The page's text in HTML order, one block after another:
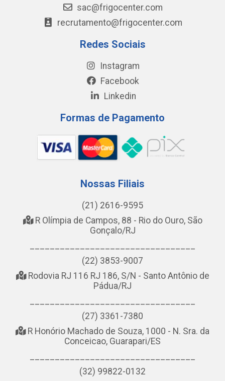
sac@frigocenter.com
recrutamento@frigocenter.com
Redes Sociais
Instagram
Facebook
Linkedin
Formas de Pagamento
Nossas Filiais
(21) 2616-9595
R Olímpia de Campos, 88 - Rio do Ouro, São
Gonçalo/RJ
(22) 3853-9007
Rodovia RJ 116 RJ 186, S/N - Santo Antônio de
Pádua/RJ
(27) 3361-7380
R Honório Machado de Souza, 1000 - N. Sra. da
Conceicao, Guarapari/ES
(32) 99822-0132